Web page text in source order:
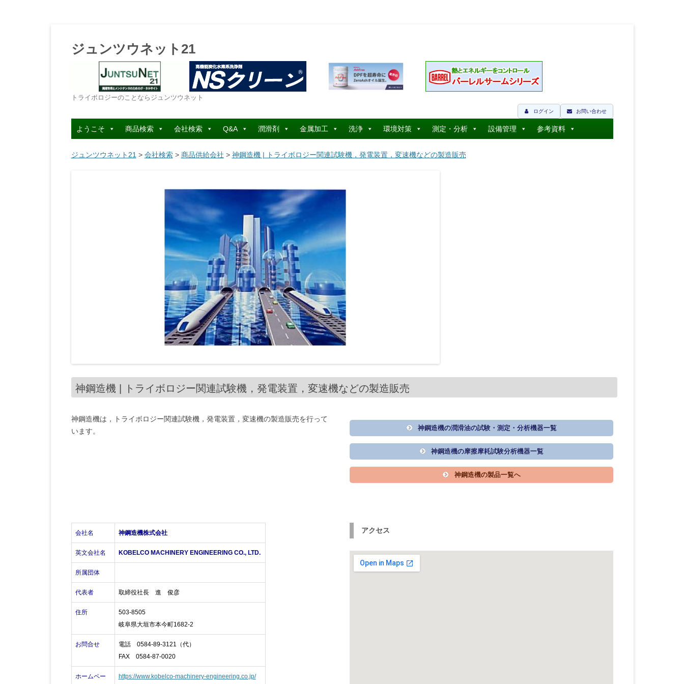
ジュンツウネット21
トライボロジーのことならジュンツウネット
お問い合わせ
ログイン
コ
ン
テ
ン
へ
ようこそ 商品検索 会社検索 Q&A 潤滑剤 金属加工 洗浄 環境対策 測定・分析 設備管理 参考資料
ジュンツウネット21 > 会社検索> 商品供給会社 > 神鋼造機 | トライボロジー関連試験機，発電装置，変速機などの製造販売
神鋼造機 | トライボロジー関連試験機，発電装置，変速機などの製造販売
神鋼造機は，トライボロジー関連試験機，発電装置，変速機の製造販売を行って
います。
神鋼造機の潤滑油の試験・測定・分析機器一覧
神鋼造機の摩擦摩耗試験分析機器一覧
神鋼造機の製品一覧へ
会社名 神鋼造機株式会社
英文会社名 KOBELCO MACHINERY ENGINEERING CO., LTD.
所属団体
代表者 取締役社長 進 俊彦
住所
503-8505
岐阜県大垣市本今町1682-2
お問合せ
電話 0584-89-3121（代）
FAX 0584-87-0020
ホームペー https://www.kobelco-machinery-engineering.co.jp/
アクセス